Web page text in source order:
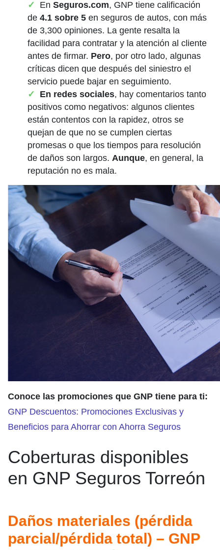
En Seguros.com, GNP tiene calificación
de 4.1 sobre 5 en seguros de autos, con más
de 3,300 opiniones. La gente resalta la
facilidad para contratar y la atención al cliente
antes de firmar. Pero, por otro lado, algunas
críticas dicen que después del siniestro el
servicio puede bajar en seguimiento.
En redes sociales, hay comentarios tanto
positivos como negativos: algunos clientes
están contentos con la rapidez, otros se
quejan de que no se cumplen ciertas
promesas o que los tiempos para resolución
de daños son largos. Aunque, en general, la
reputación no es mala.
Conoce las promociones que GNP tiene para ti:
GNP Descuentos: Promociones Exclusivas y
Beneficios para Ahorrar con Ahorra Seguros
Coberturas disponibles
en GNP Seguros Torreón
Daños materiales (pérdida
parcial/pérdida total) – GNP